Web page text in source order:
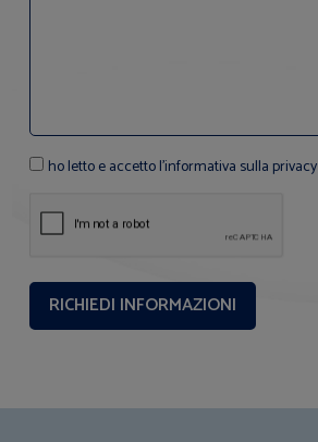
ho letto e accetto l'informativa sulla privacy